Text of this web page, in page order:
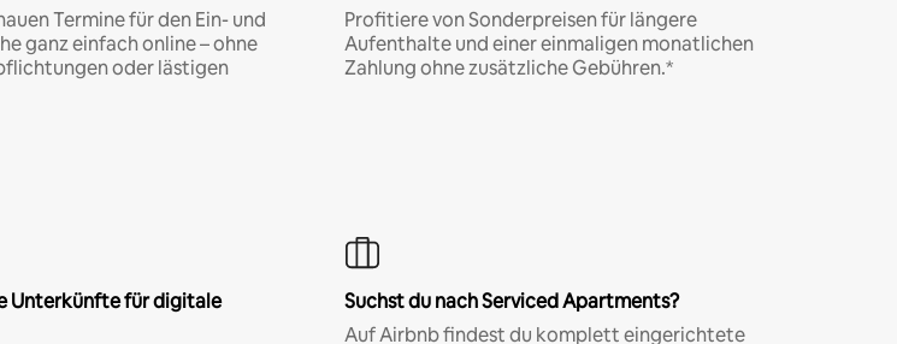
Termine für den Ein- und
ganz einfach online – ohne
oder lästigen
Profitiere von Sonderpreisen für längere
Aufenthalte und einer einmaligen monatlichen
Zahlung ohne zusätzliche Gebühren.*
Unterkünfte für digitale
Suchst du nach Serviced Apartments?
Auf Airbnb findest du komplett eingerichtete